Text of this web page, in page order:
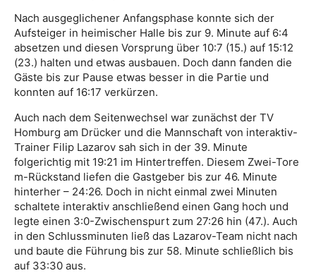
Nach ausgeglichener Anfangsphase konnte sich der
Aufsteiger in heimischer Halle bis zur 9. Minute auf 6:4
absetzen und diesen Vorsprung über 10:7 (15.) auf 15:12
(23.) halten und etwas ausbauen. Doch dann fanden die
Gäste bis zur Pause etwas besser in die Partie und
konnten auf 16:17 verkürzen.
Auch nach dem Seitenwechsel war zunächst der TV
Homburg am Drücker und die Mannschaft von interaktiv-
Trainer Filip Lazarov sah sich in der 39. Minute
folgerichtig mit 19:21 im Hintertreffen. Diesem Zwei-Tore
m-Rückstand liefen die Gastgeber bis zur 46. Minute
hinterher – 24:26. Doch in nicht einmal zwei Minuten
schaltete interaktiv anschließend einen Gang hoch und
legte einen 3:0-Zwischenspurt zum 27:26 hin (47.). Auch
in den Schlussminuten ließ das Lazarov-Team nicht nach
und baute die Führung bis zur 58. Minute schließlich bis
auf 33:30 aus.